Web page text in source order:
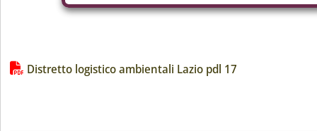
Lista allegati PDF alla notizia
Distretto logistico ambientali Lazio pdl 17